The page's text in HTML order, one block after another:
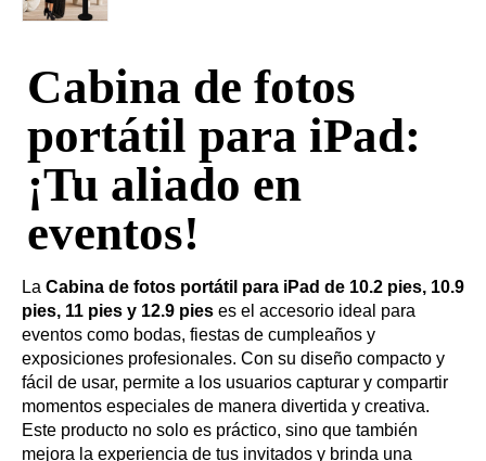
Cabina de fotos
portátil para iPad:
¡Tu aliado en
eventos!
La Cabina de fotos portátil para iPad de 10.2 pies, 10.9
pies, 11 pies y 12.9 pies es el accesorio ideal para
eventos como bodas, fiestas de cumpleaños y
exposiciones profesionales. Con su diseño compacto y
fácil de usar, permite a los usuarios capturar y compartir
momentos especiales de manera divertida y creativa.
Este producto no solo es práctico, sino que también
mejora la experiencia de tus invitados y brinda una